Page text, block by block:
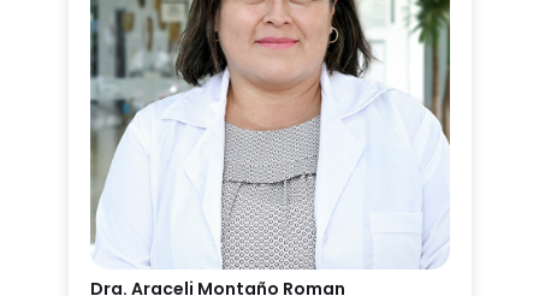
Dra. Araceli Montaño Roman